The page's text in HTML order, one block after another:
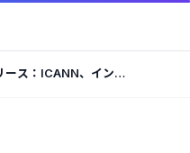
ース：ICANN、インタ